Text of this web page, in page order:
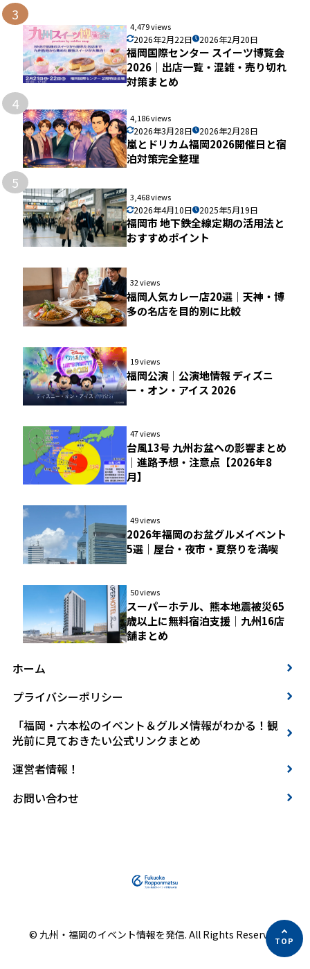
3
4,479 views
2026年2月22日 2026年2月20日
福岡国際センター スイーツ博覧会
2026｜出店一覧・混雑・売り切れ
対策まとめ
4
4,186 views
2026年3月28日 2026年2月28日
嵐とドリカム福岡2026開催日と宿
泊対策完全整理
5
3,468 views
2026年4月10日 2025年5月19日
福岡市 地下鉄全線定期の活用法と
おすすめポイント
32 views
福岡人気カレー店20選｜天神・博
多の名店を目的別に比較
19 views
福岡公演｜公演地情報 ディズニ
ー・オン・アイス 2026
47 views
台風13号 九州お盆への影響まとめ
｜進路予想・注意点【2026年8
月】
49 views
2026年福岡のお盆グルメイベント
5選｜屋台・夜市・夏祭りを満喫
50 views
スーパーホテル、熊本地震被災65
歳以上に無料宿泊支援｜九州16店
舗まとめ
ホーム
プライバシーポリシー
「福岡・六本松のイベント＆グルメ情報がわかる！観
光前に見ておきたい公式リンクまとめ
運営者情報！
お問い合わせ
© 九州・福岡のイベント情報を発信. All Rights Reserved.